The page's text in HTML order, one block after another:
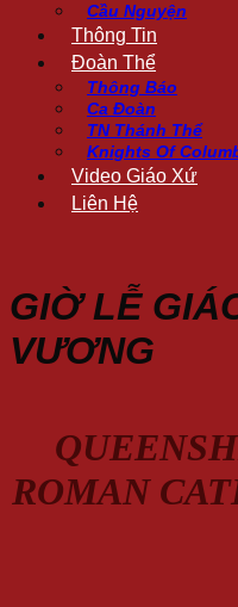
Cầu Nguyện
Thông Tin
Đoàn Thể
Thông Báo
Ca Đoàn
TN Thánh Thể
Knights Of
Video Giáo Xứ
Liên Hệ
GIỜ LỄ
VƯƠNG
ROMAN